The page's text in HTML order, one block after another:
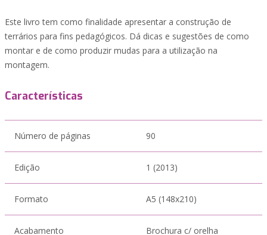
Este livro tem como finalidade apresentar a construção de
terrários para fins pedagógicos. Dá dicas e sugestões de como
montar e de como produzir mudas para a utilização na
montagem.
Características
Número de páginas 90
Edição 1 (2013)
Formato A5 (148x210)
Acabamento Brochura c/ orelha